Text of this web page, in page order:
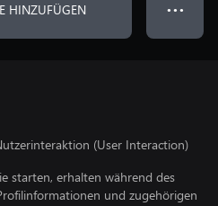
HINZUFÜGEN ● ● ●
(User Interaction)
starten, erhalten während des
und zugehörigen